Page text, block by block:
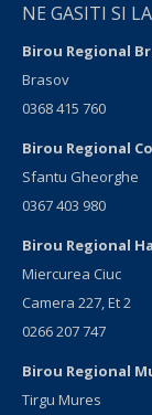
NE GASITI SI LA
Birou Regional
Brasov
0368 415 760
Birou Regional
Sfantu Gheorghe
0367 403 980
Birou Regional
Miercurea Ciuc
Camera 227, Et 2
0266 207 747
Birou Regional
Tirgu Mures